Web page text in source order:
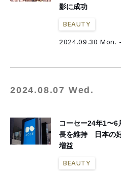
影に成功
BEAUTY
2024.09.30 Mon.
2024.08.07 Wed.
コーセー24年1〜6
長を維持 日本の
増益
BEAUTY